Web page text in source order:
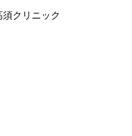
クリニック